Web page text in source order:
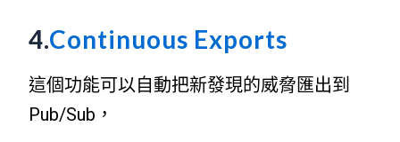
4.Continuous Exports
這個功能可以自動把新發現的威脅匯出到
Pub/Sub，